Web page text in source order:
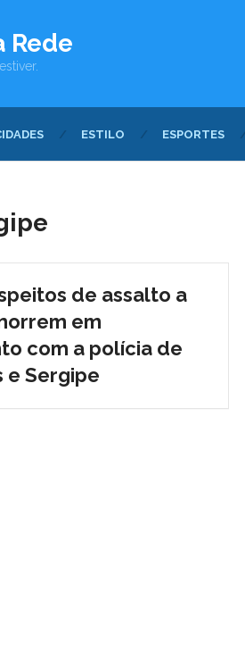
Rede
ESTILO ESPORTES
de assalto a
em
com a polícia de
e Sergipe